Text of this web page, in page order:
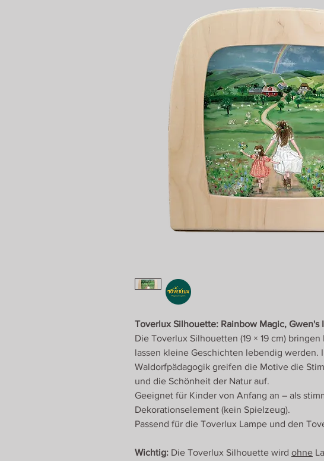
Toverlux Silhouette: Rainbow Magic, Gwen's
Die Toverlux Silhouetten (19 × 19 cm)
lassen kleine Geschichten lebendig werden.
Waldorfpädagogik greifen die Motive die
und die Schönheit der Natur auf.
Geeignet für Kinder von Anfang an – als
Dekorationselement (kein Spielzeug).
Passend für die Toverlux Lampe und den
Wichtig: Die Toverlux Silhouette wird ohne